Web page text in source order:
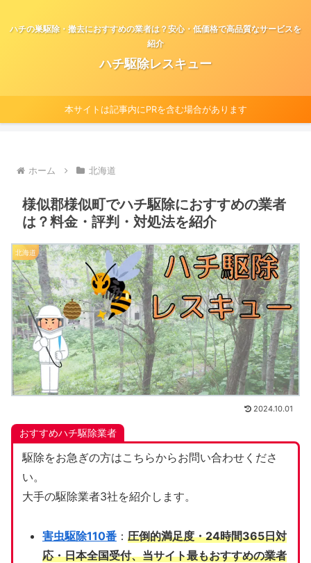
ハチの巣駆除・撤去におすすめの業者は？安心・低価格で高品質なサービスを
紹介
ハチ駆除レスキュー
本サイトは記事内にPRを含む場合があります
ホーム 北海道
様似郡様似町でハチ駆除におすすめの業者
は？料金・評判・対処法を紹介
北海道
2024.10.01
おすすめハチ駆除業者
駆除をお急ぎの方はこちらからお問い合わせくださ
い。
大手の駆除業者3社を紹介します。
害虫駆除110番： 圧倒的満足度・24時間365日対
応・日本全国受付、当サイト最もおすすめの業者